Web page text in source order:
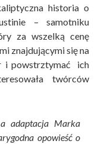
historia o
– samotniku
za wszelką cenę
znajdującymi się na
i powstrztymać ich
twórców
adaptacja Marka
opowieść o